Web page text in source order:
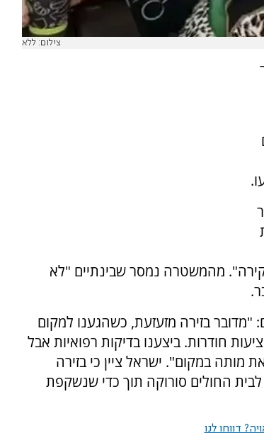
צילום: ללא
מהמשטרה נמסר שבינתיים "לא
בזירה מזעזעת, כשהגענו למקום
עם פציעות חודרות. ביצענו בדיקות רפואיות אבל
מותה במקום". ישראל ציין כי בזירה
לבית החולים סורוקה תוך כדי שנשקפת
דווחו לנו